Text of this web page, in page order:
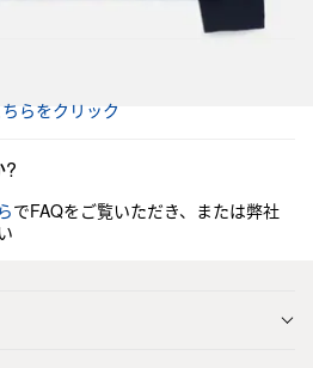
ちらをクリック
?
でFAQをご覧いただき、または弊社